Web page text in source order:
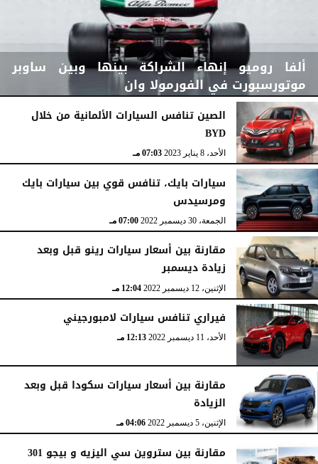
ألفا روميو إنهاء الشراكة بينها وبين ساوبر
موتورسبورت في الفورمولا وان
الخميس، 23 نوفمبر 2023 04:31 مـ
الصين تنافس السيارات الألمانية من خلال
BYD
الأحد، 8 يناير 2023 07:03 مـ
سيارات بايك، تنافس قوي بين سيارات بايك
ومرسيدس
الجمعة، 30 ديسمبر 2022 07:00 مـ
مقارنة بين أسعار سيارات رينو قبل وبعد
زيادة ديسمبر
الإثنين، 12 ديسمبر 2022 12:04 مـ
فيراري تنافس سيارات لامبورجيني
الأحد، 11 ديسمبر 2022 12:13 مـ
مقارنة بين أسعار سيارات سكودا قبل وبعد
الزيادة
الإثنين، 5 ديسمبر 2022 04:06 مـ
مقارنة بين ستروين سي اليزيه و بيجو 301